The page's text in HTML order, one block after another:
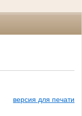
версия для печати